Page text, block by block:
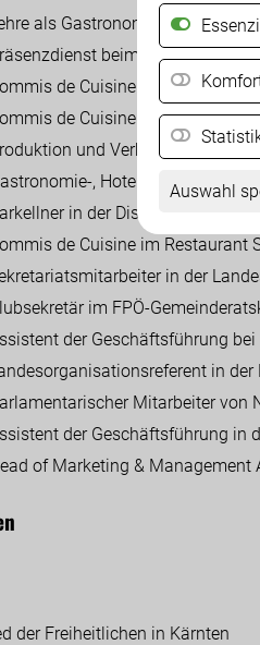
Auswahl
als Gastronomiefachmann
beim
de Cuisine im Landhotel
de Cuisine im Hotel Post
und Verkauf bei
, Hotellerie- und VIP-
in der Diskothek V-Club
de Cuisine im Restaurant
in der
im FPÖ-
der Geschäftsführung
in
Mitarbeiter von
der Geschäftsführung in
of Marketing & Management
der Freiheitlichen in Kärnten